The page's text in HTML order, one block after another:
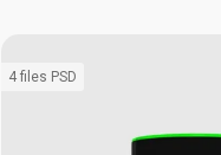
4 files PSD